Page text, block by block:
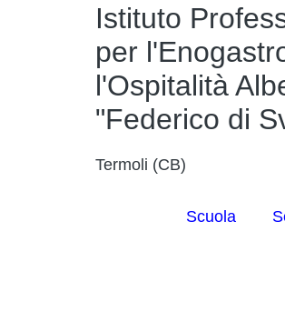
Istituto
per
l'Ospitalità
"Federico di
Termoli (CB)
Scuola